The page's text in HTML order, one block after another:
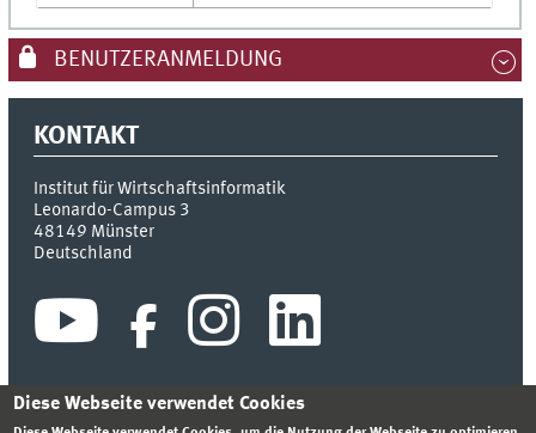
BENUTZERANMELDUNG
KONTAKT
Institut für Wirtschaftsinformatik
Leonardo-Campus 3
48149 Münster
Deutschland
Diese Webseite verwendet Cookies